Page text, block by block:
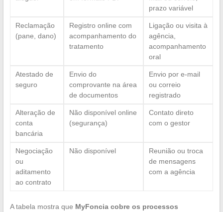
prazo variável
Reclamação
(pane, dano)
Registro online com
acompanhamento do
tratamento
Ligação ou visita à
agência,
acompanhamento
oral
Atestado de
seguro
Envio do
comprovante na área
de documentos
Envio por e-mail
ou correio
registrado
Alteração de
conta
bancária
Não disponível online
(segurança)
Contato direto
com o gestor
Negociação
ou
aditamento
ao contrato
Não disponível
Reunião ou troca
de mensagens
com a agência
A tabela mostra que MyFoncia cobre os processos